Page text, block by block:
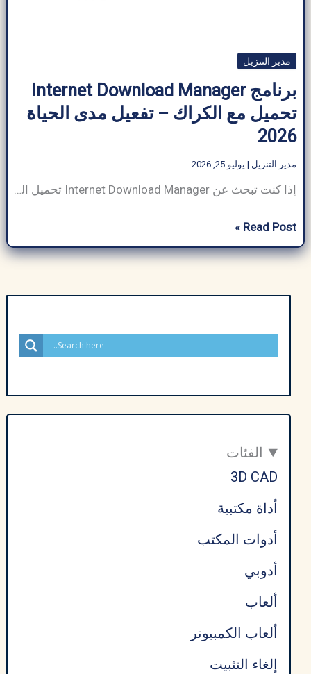
مدير التنزيل
برنامج Internet Download Manager
تحميل مع الكراك – تفعيل مدى الحياة
2026
مدير التنزيل | يوليو 25, 2026
إذا كنت تبحث عن Internet Download Manager تحميل الذي يتمتع بالقدرة على تنزيل الملفات بسرعة البرق، فأنت في المكان المناسب. في عالم رقمي مع زيادة الطلب على التنزيلات الفعالة والمتكررة والآمنة سواء للعمل أو للاستخدام الشخصي، فإن وجود مدير تنزيل سريع وموثوق به أمر ضروري. يتميز Internet Download Manager تحميل (IDM) مع الكراك بميزاته المتقدمة […]
برنامج
Internet
Download
مدى
الحياة
Read Post »
الفئات
3D CAD
أداة مكتبية
أدوات المكتب
أدوبي
ألعاب
ألعاب الكمبيوتر
إلغاء التثبيت